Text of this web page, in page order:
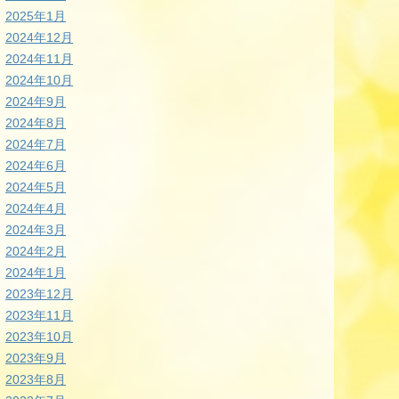
2025年1月
2024年12月
2024年11月
2024年10月
2024年9月
2024年8月
2024年7月
2024年6月
2024年5月
2024年4月
2024年3月
2024年2月
2024年1月
2023年12月
2023年11月
2023年10月
2023年9月
2023年8月